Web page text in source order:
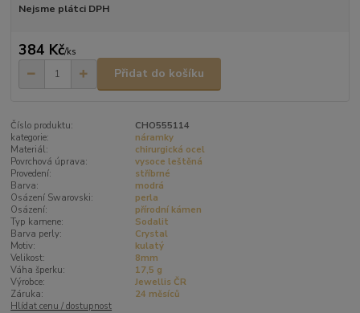
Nejsme plátci DPH
384 Kč/ks
Přidat do košíku
Číslo produktu:
CHO555114
kategorie:
náramky
Materiál:
chirurgická ocel
Povrchová úprava:
vysoce leštěná
Provedení:
stříbrné
Barva:
modrá
Osázení Swarovski:
perla
Osázení:
přírodní kámen
Typ kamene:
Sodalit
Barva perly:
Crystal
Motiv:
kulatý
Velikost:
8mm
Váha šperku:
17,5 g
Výrobce:
Jewellis ČR
Záruka:
24 měsíců
Hlídat cenu / dostupnost